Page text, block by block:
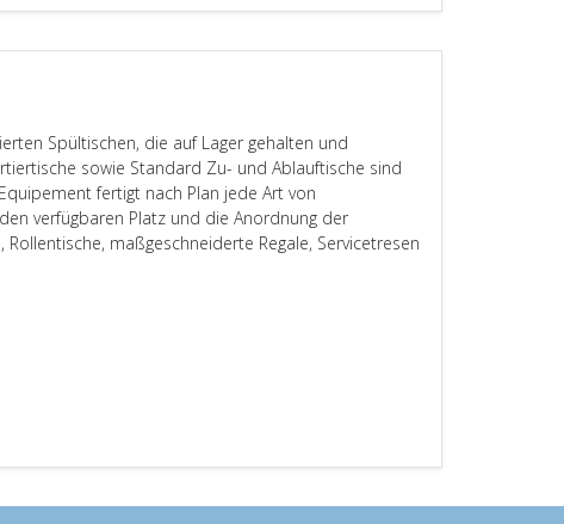
Spültischen, die auf Lager gehalten und
sowie Standard Zu- und Ablauftische sind
fertigt nach Plan jede Art von
verfügbaren Platz und die Anordnung der
maßgeschneiderte Regale, Servicetresen